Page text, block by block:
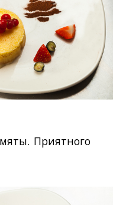
Приятного